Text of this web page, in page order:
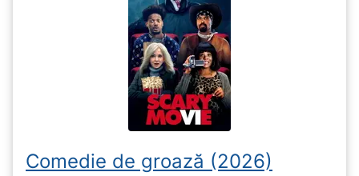
Comedie de groază (2026)